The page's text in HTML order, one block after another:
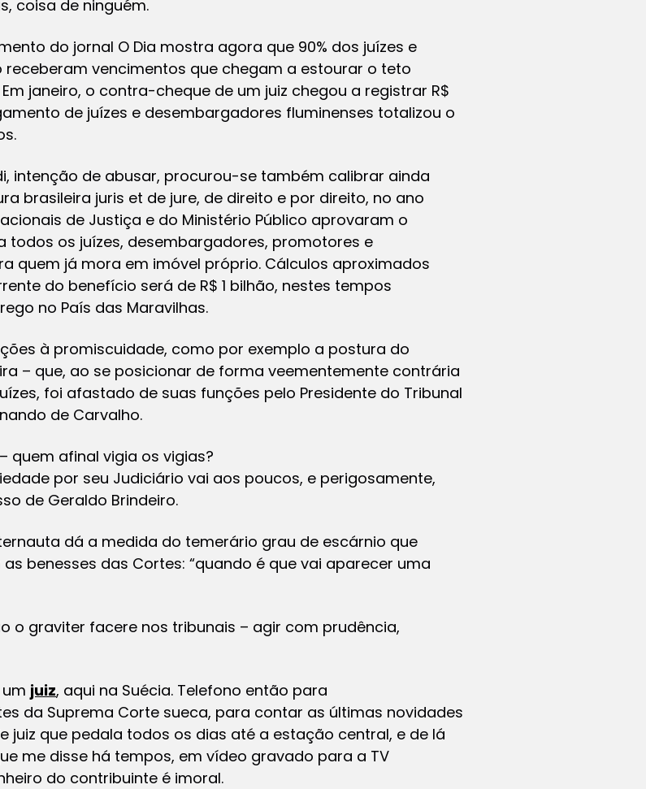
, coisa de ninguém.
do jornal O Dia mostra agora que 90% dos juízes e
vencimentos que chegam a estourar o teto
janeiro, o contra-cheque de um juiz chegou a registrar R$
de juízes e desembargadores fluminenses totalizou o
intenção de abusar, procurou-se também calibrar ainda
brasileira juris et de jure, de direito e por direito, no ano
de Justiça e do Ministério Público aprovaram o
todos os juízes, desembargadores, promotores e
quem já mora em imóvel próprio. Cálculos aproximados
do benefício será de R$ 1 bilhão, nestes tempos
no País das Maravilhas.
à promiscuidade, como por exemplo a postura do
– que, ao se posicionar de forma veementemente contrária
foi afastado de suas funções pelo Presidente do Tribunal
de Carvalho.
quem afinal vigia os vigias?
por seu Judiciário vai aos poucos, e perigosamente,
de Geraldo Brindeiro.
dá a medida do temerário grau de escárnio que
benesses das Cortes: “quando é que vai aparecer uma
o graviter facere nos tribunais – agir com prudência,
juiz, aqui na Suécia. Telefono então para
da Suprema Corte sueca, para contar as últimas novidades
juiz que pedala todos os dias até a estação central, e de lá
me disse há tempos, em vídeo gravado para a TV
do contribuinte é imoral.